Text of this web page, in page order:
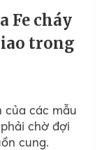
Fe cháy
trong
của các mẫu
chờ đợi
cung.